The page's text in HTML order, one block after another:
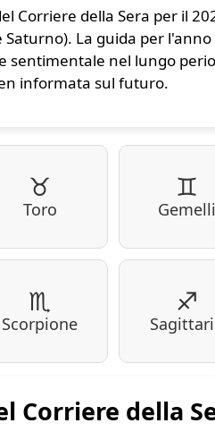
Corriere della Sera per il
Saturno). La guida per
sentimentale nel lungo
informata sul futuro.
♉
Toro
♊
Gemelli
♏
Scorpione
♐
Corriere della